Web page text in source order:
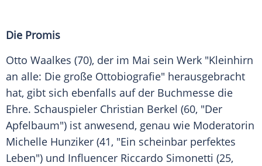
Die Promis
Otto Waalkes (70), der im Mai sein Werk "Kleinhirn
an alle: Die große Ottobiografie" herausgebracht
hat, gibt sich ebenfalls auf der Buchmesse die
Ehre. Schauspieler Christian Berkel (60, "Der
Apfelbaum") ist anwesend, genau wie Moderatorin
Michelle Hunziker (41, "Ein scheinbar perfektes
Leben") und Influencer Riccardo Simonetti (25,